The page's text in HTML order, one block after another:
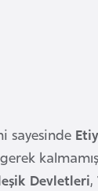
sayesinde
Devletleri,